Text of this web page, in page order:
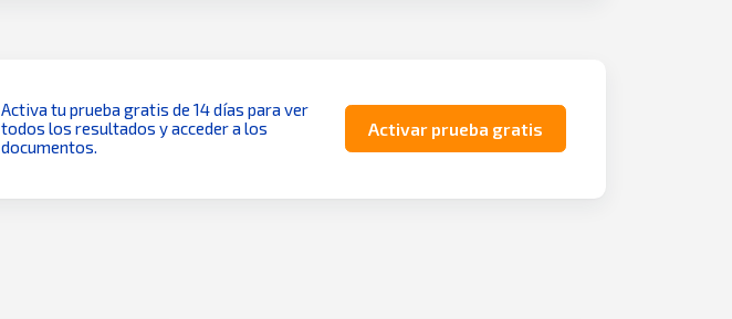
Activa tu prueba gratis de 14 días para ver
todos los resultados y acceder a los
documentos.
Activar prueba gratis